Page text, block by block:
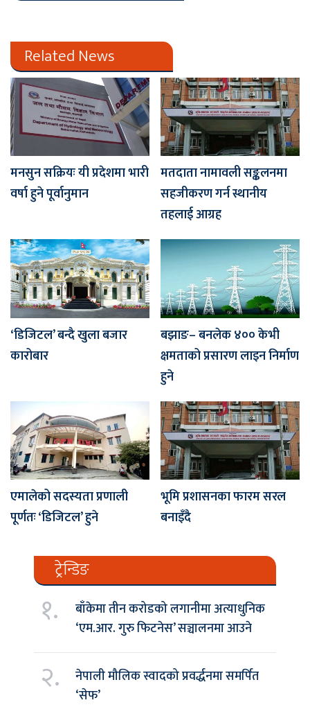
Related News
मनसुन सक्रियः यी प्रदेशमा भारी
वर्षा हुने पूर्वानुमान
मतदाता नामावली सङ्कलनमा
सहजीकरण गर्न स्थानीय
तहलाई आग्रह
‘डिजिटल’ बन्दै खुला बजार
कारोबार
बझाङ– बनलेक ४०० केभी
क्षमताको प्रसारण लाइन निर्माण
हुने
एमालेको सदस्यता प्रणाली
पूर्णतः ‘डिजिटल’ हुने
भूमि प्रशासनका फारम सरल
बनाइँदै
ट्रेन्डिङ
१.
बाँकेमा तीन करोडको लगानीमा अत्याधुनिक
‘एम.आर. गुरु फिटनेस’ सञ्चालनमा आउने
२.
नेपाली मौलिक स्वादको प्रवर्द्धनमा समर्पित
‘सेफ’